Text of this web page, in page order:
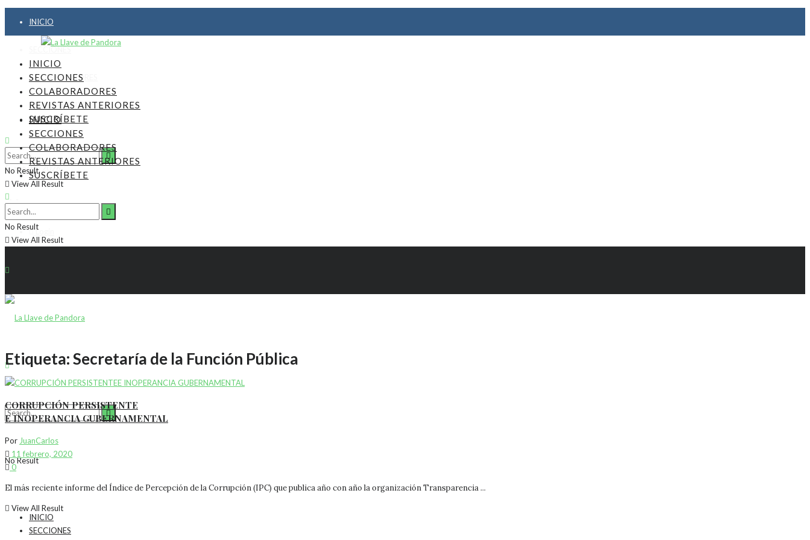
INICIO
SECCIONES
COLABORADORES
REVISTAS ANTERIORES
SUSCRÍBETE
5, agosto, 2026
Login
INICIO
SECCIONES
COLABORADORES
REVISTAS ANTERIORES
SUSCRÍBETE
No Result
View All Result
INICIO
SECCIONES
COLABORADORES
REVISTAS ANTERIORES
SUSCRÍBETE
No Result
View All Result
No Result
View All Result
Etiqueta:Secretaría de la Función Pública
CORRUPCIÓN PERSISTENTE
E INOPERANCIA GUBERNAMENTAL
Por JuanCarlos
11 febrero, 2020
0
El más reciente informe del Índice de Percepción de la Corrupción (IPC) que publica año con año la organización Transparencia ...
INICIO
SECCIONES